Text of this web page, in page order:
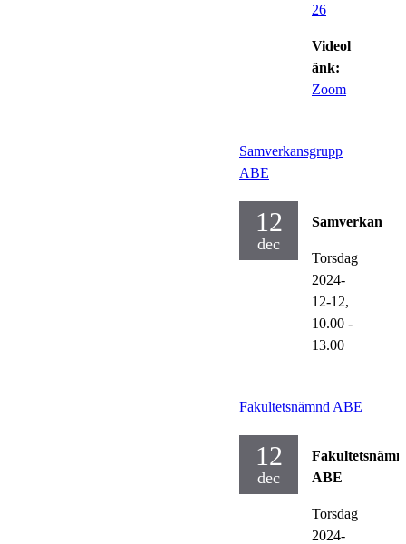
26
Videol
änk:
Zoom
Samverkansgrupp
ABE
12
dec
Samverkan
Torsdag
2024-
12-12,
10.00 -
13.00
Fakultetsnämnd ABE
12
dec
ABE
Torsdag
2024-